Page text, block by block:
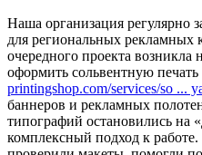
Наша организация регулярно
для региональных рекламных
очередного проекта возникла
оформить сольвентную
printingshop.com/services/so ...
баннеров и рекламных
типографий остановились на
комплексный подход к